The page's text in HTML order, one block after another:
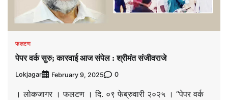
फलटण
पेपर वर्क सुरु; कारवाई आज संपेल : श्रीमंत संजीवराजे
Lokjagar February 9, 2025 0
। लोकजागर । फलटण । दि. ०९ फेब्रुवारी २०२५ । ‘‘पेपर वर्क